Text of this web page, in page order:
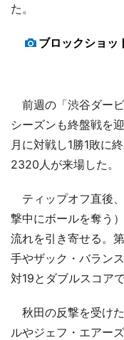
た。
ブロックショッ
前週の「渋谷ダー
シーズンも終盤戦を
月に対戦し1勝1敗に
2320人が来場した。
ティップオフ直後
撃中にボールを奪う
流れを引き寄せる。
手やザック・バラン
対19とダブルスコア
秋田の反撃を受け
ルやジェフ・エアー